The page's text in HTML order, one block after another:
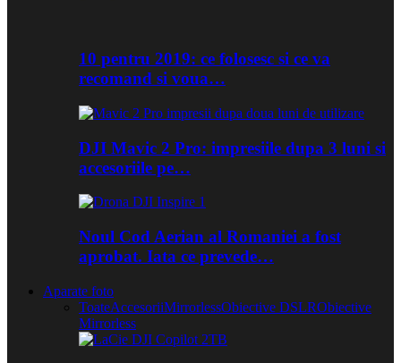
10 pentru 2019: ce folosesc si ce va
recomand si voua…
DJI Mavic 2 Pro: impresiile dupa 3 luni si
accesoriile pe…
Noul Cod Aerian al Romaniei a fost
aprobat. Iata ce prevede…
Aparate foto
ToateAccesoriiMirrorlessObiective DSLRObiective
Mirrorless